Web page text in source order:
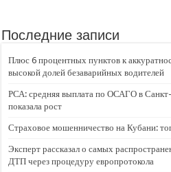
Последние записи
Плюс 6 процентных пунктов к
высокой долей безаварийных водителей
РСА: средняя выплата по ОСАГО в
показала рост
Страховое мошенничество на Кубани:
Эксперт рассказал о самых
ДТП через процедуру европротокола